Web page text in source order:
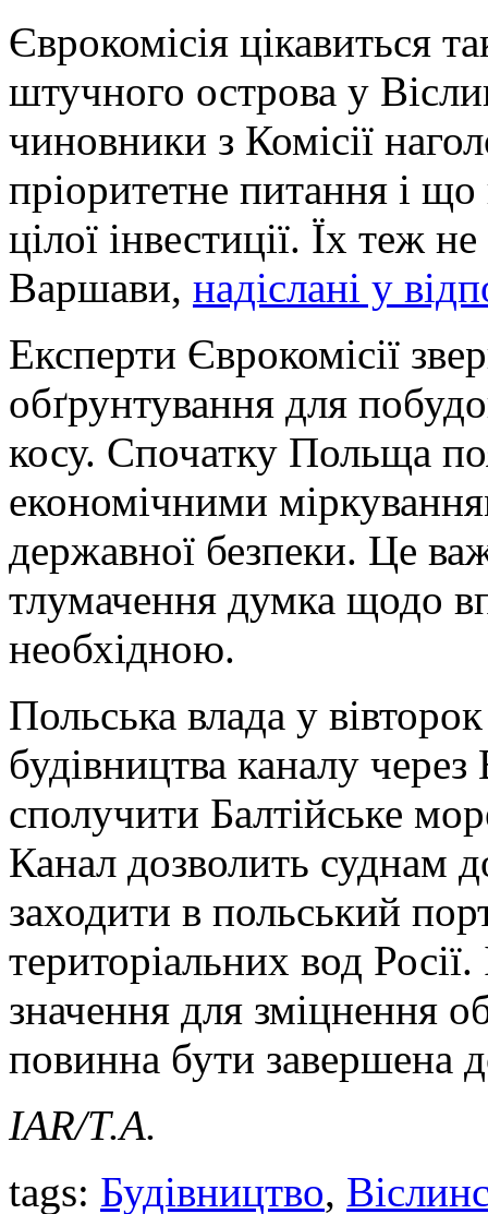
Єврокомісія цікавиться
штучного острова у
чиновники з Комісії
пріоритетне питання і
цілої інвестиції. Їх теж
Варшави, надіслані у
Експерти Єврокомісії
обґрунтування для
косу. Спочатку Польща
економічними
державної безпеки. Це
тлумачення думка щодо
необхідною.
Польська влада у
будівництва каналу
сполучити Балтійське
Канал дозволить суднам
заходити в польський
територіальних вод
значення для зміцнення
повинна бути завершена
IAR/Т.А.
tags: Будівництво,